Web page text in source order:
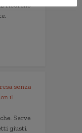
ricerche
senza
il
Serve
giusti,